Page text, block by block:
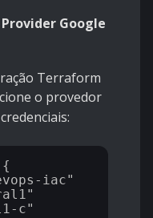
Google
Terraform
o provedor
{
iac"
c"